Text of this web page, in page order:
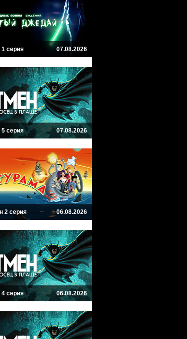
1 серия 07.08.2026
5 серия 07.08.2026
2 серия 06.08.2026
4 серия 06.08.2026